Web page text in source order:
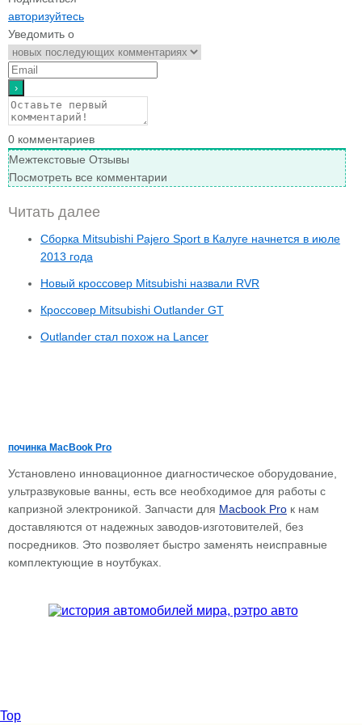
авторизуйтесь
Уведомить о
0 комментариев
Межтекстовые Отзывы
Посмотреть все комментарии
Читать далее
Сборка Mitsubishi Pajero Sport в Калуге начнется в июле
2013 года
Новый кроссовер Mitsubishi назвали RVR
Кроссовер Mitsubishi Outlander GT
Outlander стал похож на Lancer
починка MacBook Pro
Установлено инновационное диагностическое оборудование,
ультразвуковые ванны, есть все необходимое для работы с
капризной электроникой. Запчасти для Macbook Pro к нам
доставляются от надежных заводов-изготовителей, без
посредников. Это позволяет быстро заменять неисправные
комплектующие в ноутбуках.
Top